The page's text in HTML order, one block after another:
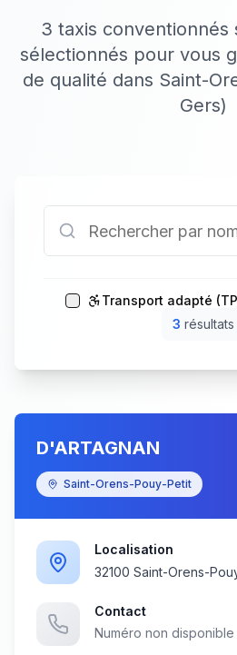
3 taxis conventionnés
sélectionnés pour vous
de qualité dans Saint-
Gers)
Transport adapté
3 résultats
D'ARTAGNAN
Saint-Orens-Pouy-Petit
Localisation
32100 Saint-Orens-
Contact
Numéro non disponible